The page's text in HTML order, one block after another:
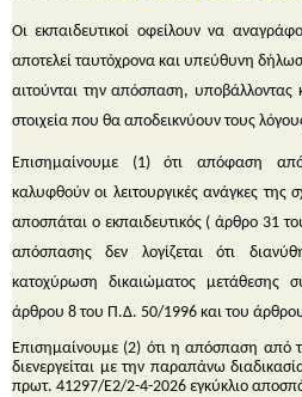
Οι εκπαιδευτικοί οφείλουν να
αποτελεί ταυτόχρονα και υπεύθυνη
αιτούνται την απόσπαση, υποβάλλοντας
στοιχεία που θα αποδεικνύουν τους
Επισημαίνουμε (1)ότι απόφαση
καλυφθούν οι λειτουργικές ανάγκες της
αποσπάται ο εκπαιδευτικός ( άρθρο 31
απόσπασης δεν λογίζεται ότι
κατοχύρωση δικαιώματος μετάθεσης
άρθρου 8 του Π.Δ. 50/1996 και του
Επισημαίνουμε (2) ότι η απόσπαση από
διενεργείται με την παραπάνω
πρωτ. 41297/Ε2/2-4-2026 εγκύκλιο